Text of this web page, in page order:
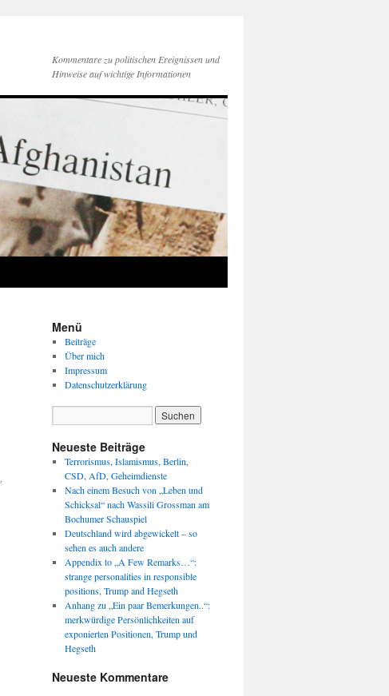
Kommentare zu politischen Ereignissen und
Hinweise auf wichtige Informationen
,
Menü
Beiträge
Über mich
Impressum
Datenschutzerklärung
Neueste Beiträge
Terrorismus, Islamismus, Berlin,
CSD, AfD, Geheimdienste
Nach einem Besuch von „Leben und
Schicksal“ nach Wassili Grossman am
Bochumer Schauspiel
Deutschland wird abgewickelt – so
sehen es auch andere
Appendix to „A Few Remarks…“:
strange personalities in responsible
positions, Trump and Hegseth
Anhang zu „Ein paar Bemerkungen..“:
merkwürdige Persönlichkeiten auf
exponierten Positionen, Trump und
Hegseth
Neueste Kommentare